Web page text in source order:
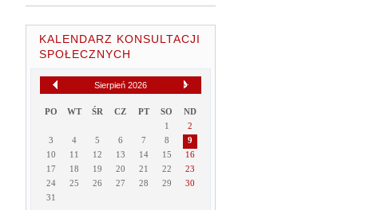
KALENDARZ KONSULTACJI
SPOŁECZNYCH
Sierpień 2026
[Następny miesiąc]
PO WT ŚR CZ PT SO
ND
1
2
3
4 5 6 7 8
9
10
11 12 13 14 15
16
17
18 19 20 21 22
23
24
25 26 27 28 29
30
31